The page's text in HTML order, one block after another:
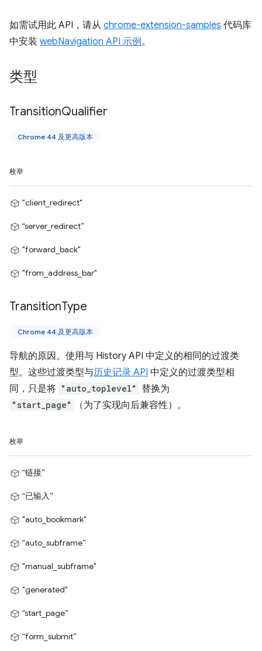
如需试用此 API，请从 chrome-extension-samples 代码库
中安装 webNavigation API 示例。
类型
TransitionQualifier
Chrome 44 及更高版本
枚举
"client_redirect"
“server_redirect”
"forward_back"
"from_address_bar"
TransitionType
Chrome 44 及更高版本
导航的原因。使用与 History API 中定义的相同的过渡类
型。这些过渡类型与历史记录 API 中定义的过渡类型相
同，只是将 "auto_toplevel" 替换为
"start_page" （为了实现向后兼容性）。
枚举
“链接”
“已输入”
"auto_bookmark"
“auto_subframe”
"manual_subframe"
"generated"
“start_page”
“form_submit”